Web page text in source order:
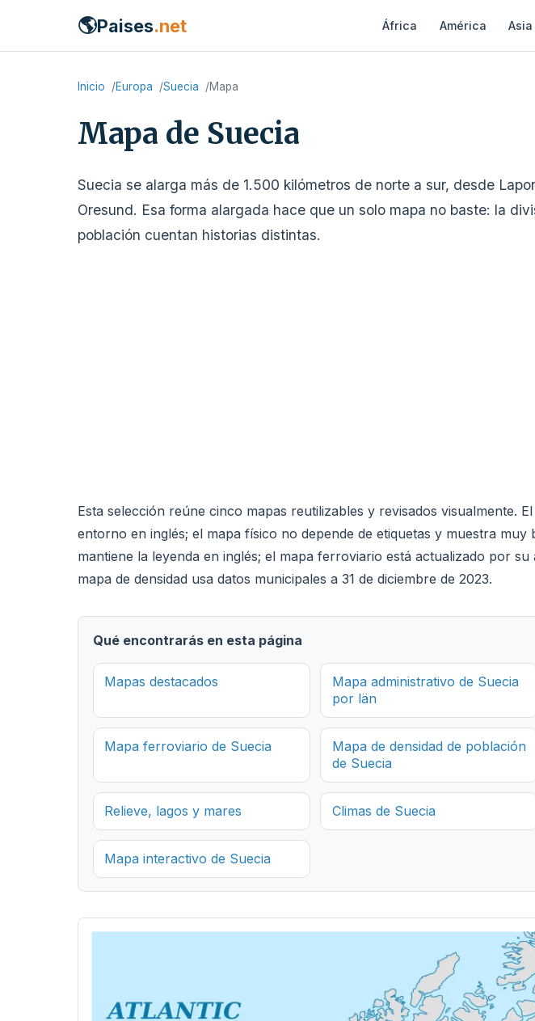
🌎Paises.net África América Asia
Inicio Europa Suecia Mapa
Mapa de Suecia
Suecia se alarga más de 1.500 kilómetros de norte a sur, desde
Oresund. Esa forma alargada hace que un solo mapa no baste: la
población cuentan historias distintas.
Esta selección reúne cinco mapas reutilizables y revisados visualmente.
entorno en inglés; el mapa físico no depende de etiquetas y muestra
mantiene la leyenda en inglés; el mapa ferroviario está actualizado por
mapa de densidad usa datos municipales a 31 de diciembre de 2023.
Qué encontrarás en esta página
Mapas destacados
Mapa administrativo de Suecia
por län
Mapa ferroviario de Suecia
Mapa de densidad de población
de Suecia
Relieve, lagos y mares Climas de Suecia
Mapa interactivo de Suecia